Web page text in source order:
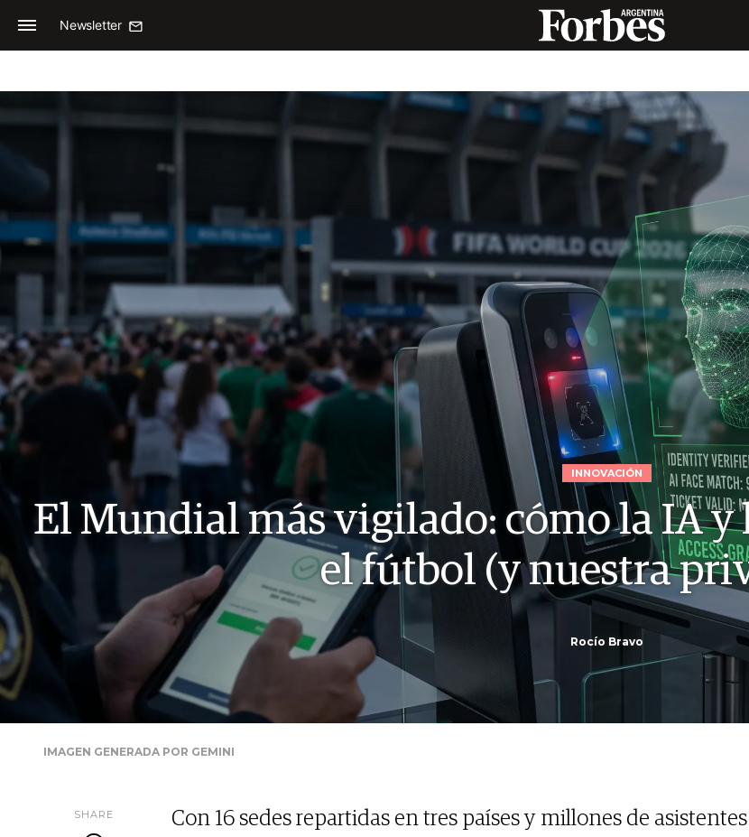
Newsletter
INNOVACIÓN
El Mundial más vigilado: cómo la IA
el fútbol (y nuestra
Rocío Bravo
IMAGEN GENERADA POR GEMINI
SHARE
Con 16 sedes repartidas en tres países y millones de asistentes